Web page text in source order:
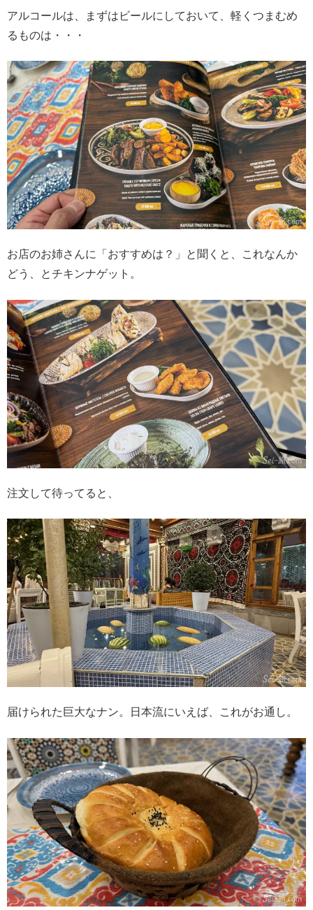
アルコールは、まずはビールにしておいて、軽くつまむめ
るものは・・・
お店のお姉さんに「おすすめは？」と聞くと、これなんか
どう、とチキンナゲット。
注文して待ってると、
届けられた巨大なナン。日本流にいえば、これがお通し。